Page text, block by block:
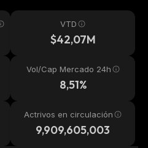
VTD
$42,07M
Vol/Cap Mercado 24h
8,51%
Actrivos en circulación
9,909,605,003